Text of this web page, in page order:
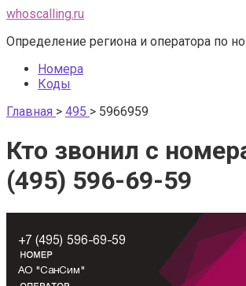
Перейти
контенту
whoscalling.ru
Определение региона и оператора по
Номера
Коды
Главная > 495 > 5966959
Кто звонил с
(495) 596-69-59